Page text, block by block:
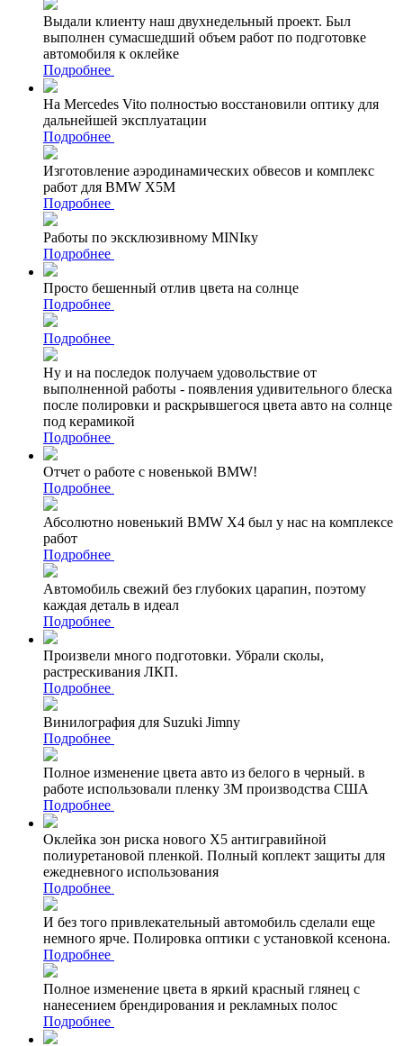
Выдали клиенту наш двухнедельный проект. Был
выполнен сумасшедший объем работ по подготовке
автомобиля к оклейке
Подробнее
На Mercedes Vito полностью восстановили оптику для
дальнейшей эксплуатации
Подробнее
Изготовление аэродинамических обвесов и комплекс
работ для BMW X5M
Подробнее
Работы по эксклюзивному MINIку
Подробнее
Просто бешенный отлив цвета на солнце
Подробнее
Подробнее
Ну и на последок получаем удовольствие от
выполненной работы - появления удивительного блеска
после полировки и раскрывшегося цвета авто на солнце
под керамикой
Подробнее
Отчет о работе с новенькой BMW!
Подробнее
Абсолютно новенький BMW X4 был у нас на комплексе
работ
Подробнее
Автомобиль свежий без глубоких царапин, поэтому
каждая деталь в идеал
Подробнее
Произвели много подготовки. Убрали сколы,
растрескивания ЛКП.
Подробнее
Винилография для Suzuki Jimny
Подробнее
Полное изменение цвета авто из белого в черный. в
работе использовали пленку 3М производства США
Подробнее
Оклейка зон риска нового Х5 антигравийной
полиуретановой пленкой. Полный коплект защиты для
ежедневного использования
Подробнее
И без того привлекательный автомобиль сделали еще
немного ярче. Полировка оптики с установкой ксенона.
Подробнее
Полное изменение цвета в яркий красный глянец с
нанесением брендирования и рекламных полос
Подробнее